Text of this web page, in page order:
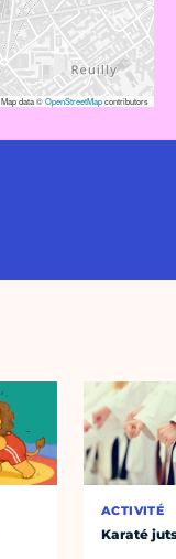
Map data ©OpenStreetMapcontributors
ACTIVITÉ
Karaté